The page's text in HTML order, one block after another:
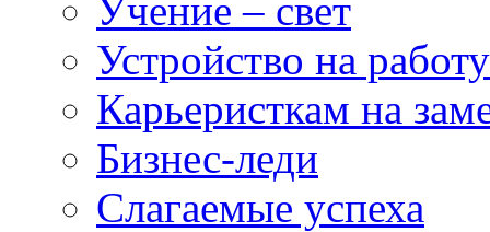
Учение – свет
Устройство на работу
Карьеристкам на
Бизнес-леди
Слагаемые успеха